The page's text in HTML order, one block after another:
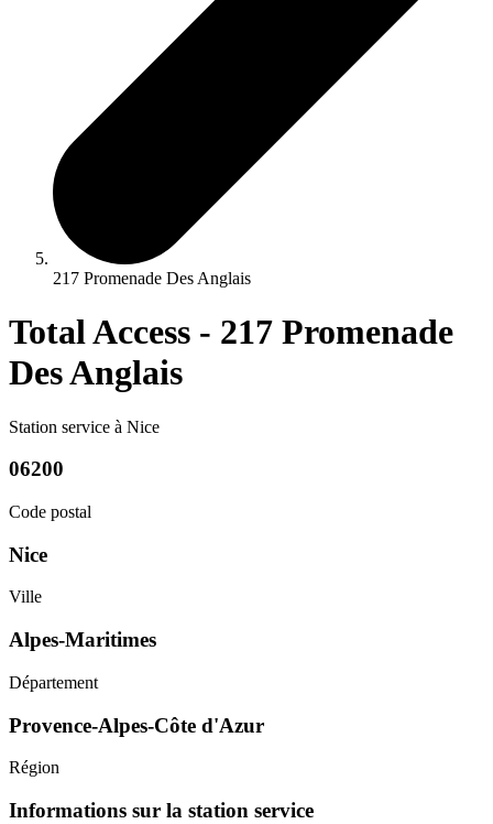
217 Promenade Des Anglais
Total Access - 217 Promenade
Des Anglais
Station service à Nice
06200
Code postal
Nice
Ville
Alpes-Maritimes
Département
Provence-Alpes-Côte d'Azur
Région
Informations sur la station service